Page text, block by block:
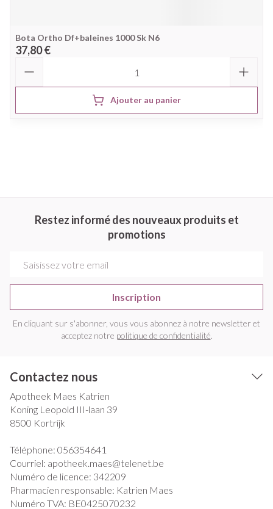
Bota Ortho Df+baleines 1000 Sk N6
37,80 €
Ajouter au panier
Restez informé des nouveaux produits et
promotions
Inscription
En cliquant sur s'abonner, vous vous abonnez à notre newsletter et
acceptez notre politique de confidentialité.
Contactez nous
Apotheek Maes Katrien
Koning Leopold III-laan 39
8500 Kortrijk
Téléphone: 056354641
Courriel: apotheek.maes@telenet.be
Numéro de licence: 342209
Pharmacien responsable: Katrien Maes
Numéro TVA: BE0425070232